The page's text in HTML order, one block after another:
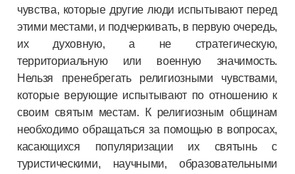
чувства, которые другие люди испытывают перед
этими местами, и подчеркивать, в первую очередь,
их духовную, а не стратегическую,
территориальную или военную значимость.
Нельзя пренебрегать религиозными чувствами,
которые верующие испытывают по отношению к
своим святым местам. К религиозным общинам
необходимо обращаться за помощью в вопросах,
касающихся популяризации их святынь с
туристическими, научными, образовательными